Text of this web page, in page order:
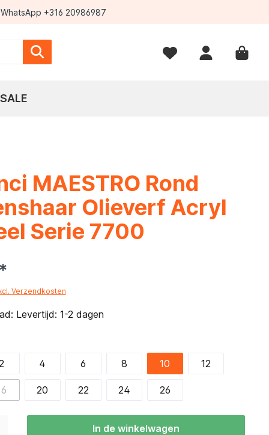
WhatsApp +316 20986987
SALE
MAESTRO Rond
Olieverf Acryl
Serie 7700
Verzendkosten
Levertijd: 1-2 dagen
4 6 8 10 12
20 22 24 26
In de winkelwagen